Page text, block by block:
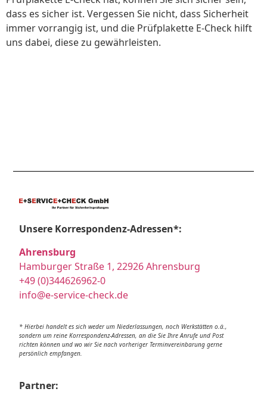
dass es sicher ist. Vergessen Sie nicht, dass Sicherheit
immer vorrangig ist, und die Prüfplakette E-Check hilft
uns dabei, diese zu gewährleisten.
Unsere Korrespondenz-Adressen*:
Ahrensburg
Hamburger Straße 1, 22926 Ahrensburg
+49 (0)344626962-0
info@e-service-check.de
* Hierbei handelt es sich weder um Niederlassungen, noch Werkstätten o.ä.,
sondern um reine Korrespondenz-Adressen, an die Sie Ihre Anrufe und Post
richten können und wo wir Sie nach vorheriger Terminvereinbarung gerne
persönlich empfangen.
Partner: